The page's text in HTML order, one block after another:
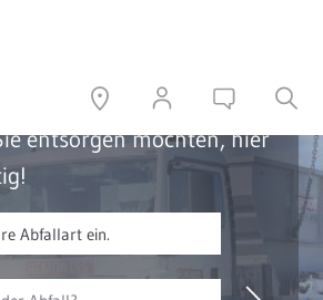
entsorgen möchten, hier